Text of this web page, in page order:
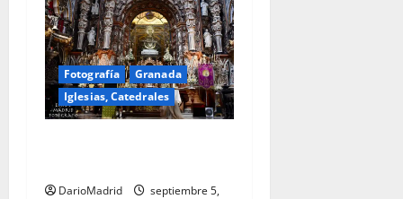
Fotografía
Granada
Iglesias, Catedrales
DarioMadrid
septiembre 5,